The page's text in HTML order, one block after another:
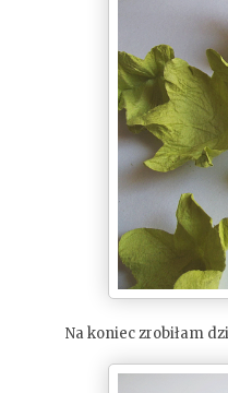
Na koniec zrobiłam